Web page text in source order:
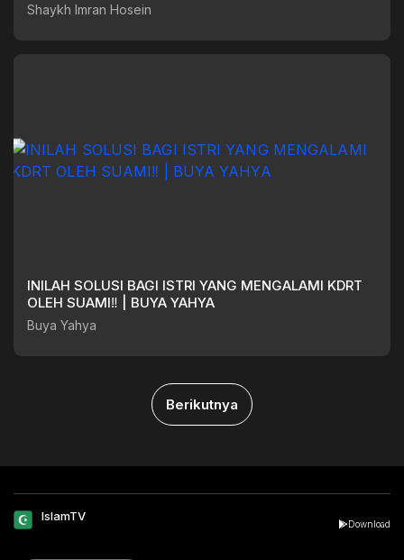
Shaykh Imran Hosein
INILAH SOLUSI BAGI ISTRI YANG MENGALAMI KDRT
OLEH SUAMI‼️ | BUYA YAHYA
Buya Yahya
Berikutnya
IslamTV
Download